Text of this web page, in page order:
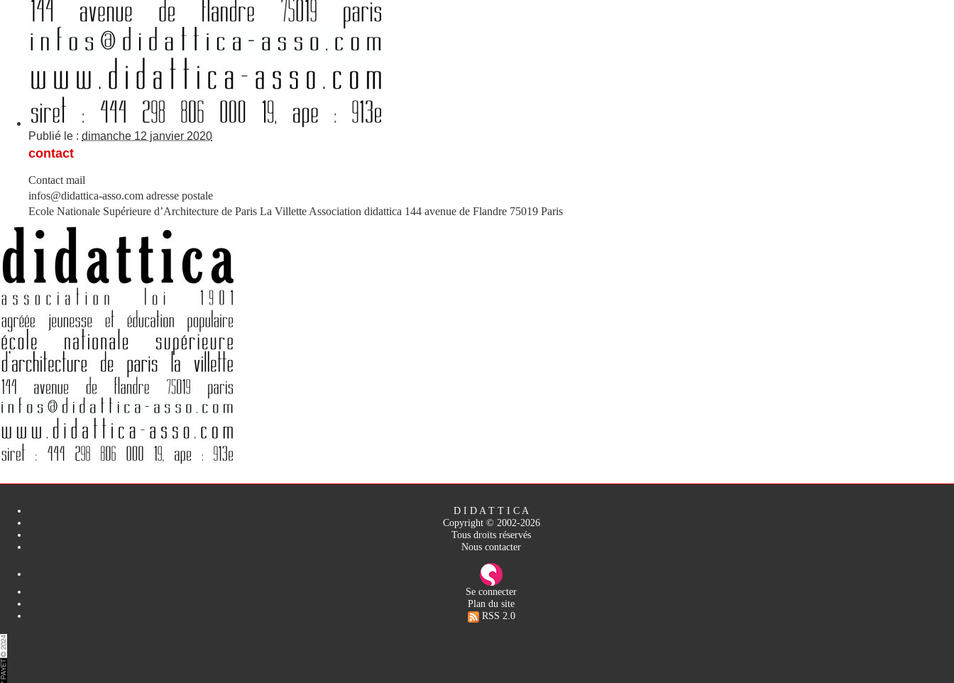
Publié le : dimanche 12 janvier 2020
contact
Contact mail
infos@didattica-asso.com adresse postale
Ecole Nationale Supérieure d’Architecture de Paris La Villette Association didattica 144 avenue de Flandre 75019 Paris
D I D A T T I C A
Copyright © 2002-2026
Tous droits réservés
Nous contacter
Se connecter
Plan du site
RSS 2.0